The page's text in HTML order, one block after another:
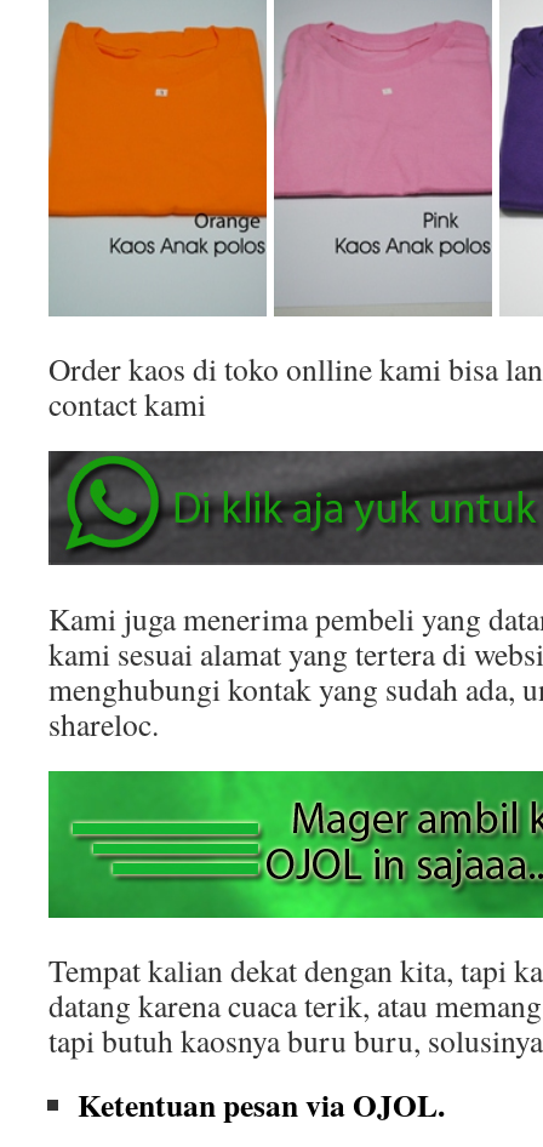
Order kaos di toko onlline kami bisa
contact kami
Kami juga menerima pembeli yang
kami sesuai alamat yang tertera di
menghubungi kontak yang sudah ada,
shareloc.
Tempat kalian dekat dengan kita, tapi
datang karena cuaca terik, atau
tapi butuh kaosnya buru buru,
Ketentuan pesan via OJOL.